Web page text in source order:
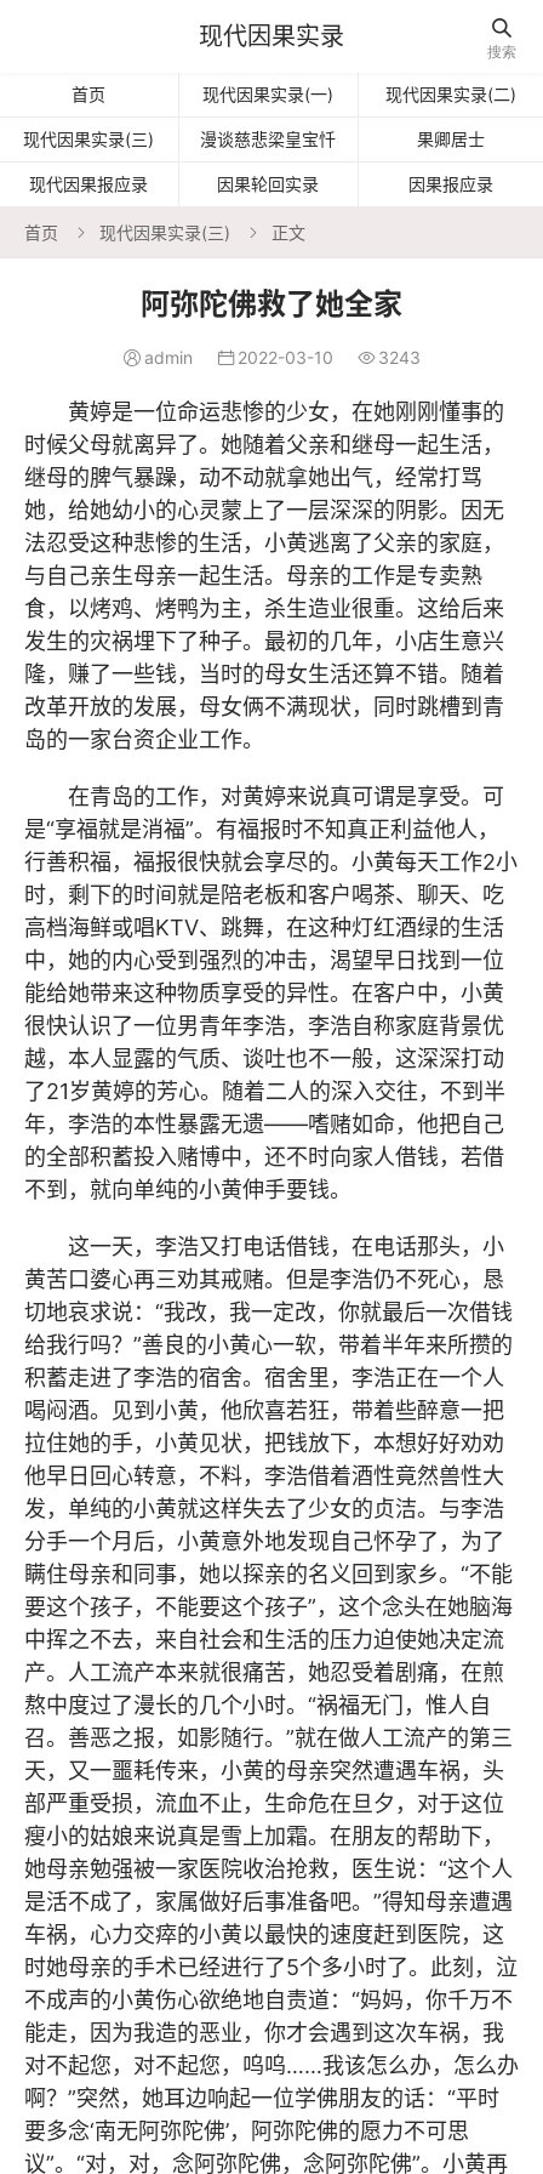
现代因果实录 
搜索
首页 现代因果实录(一) 现代因果实录(二)
现代因果实录(三) 漫谈慈悲梁皇宝忏 果卿居士
现代因果报应录 因果轮回实录 因果报应录
首页  现代因果实录(三)  正文
阿弥陀佛救了她全家
 admin  2022-03-10  3243
黄婷是一位命运悲惨的少女，在她刚刚懂事的
时候父母就离异了。她随着父亲和继母一起生活，
继母的脾气暴躁，动不动就拿她出气，经常打骂
她，给她幼小的心灵蒙上了一层深深的阴影。因无
法忍受这种悲惨的生活，小黄逃离了父亲的家庭，
与自己亲生母亲一起生活。母亲的工作是专卖熟
食，以烤鸡、烤鸭为主，杀生造业很重。这给后来
发生的灾祸埋下了种子。最初的几年，小店生意兴
隆，赚了一些钱，当时的母女生活还算不错。随着
改革开放的发展，母女俩不满现状，同时跳槽到青
岛的一家台资企业工作。
在青岛的工作，对黄婷来说真可谓是享受。可
是“享福就是消福”。有福报时不知真正利益他人，
行善积福，福报很快就会享尽的。小黄每天工作2小
时，剩下的时间就是陪老板和客户喝茶、聊天、吃
高档海鲜或唱KTV、跳舞，在这种灯红酒绿的生活
中，她的内心受到强烈的冲击，渴望早日找到一位
能给她带来这种物质享受的异性。在客户中，小黄
很快认识了一位男青年李浩，李浩自称家庭背景优
越，本人显露的气质、谈吐也不一般，这深深打动
了21岁黄婷的芳心。随着二人的深入交往，不到半
年，李浩的本性暴露无遗——嗜赌如命，他把自己
的全部积蓄投入赌博中，还不时向家人借钱，若借
不到，就向单纯的小黄伸手要钱。
这一天，李浩又打电话借钱，在电话那头，小
黄苦口婆心再三劝其戒赌。但是李浩仍不死心，恳
切地哀求说：“我改，我一定改，你就最后一次借钱
给我行吗？”善良的小黄心一软，带着半年来所攒的
积蓄走进了李浩的宿舍。宿舍里，李浩正在一个人
喝闷酒。见到小黄，他欣喜若狂，带着些醉意一把
拉住她的手，小黄见状，把钱放下，本想好好劝劝
他早日回心转意，不料，李浩借着酒性竟然兽性大
发，单纯的小黄就这样失去了少女的贞洁。与李浩
分手一个月后，小黄意外地发现自己怀孕了，为了
瞒住母亲和同事，她以探亲的名义回到家乡。“不能
要这个孩子，不能要这个孩子”，这个念头在她脑海
中挥之不去，来自社会和生活的压力迫使她决定流
产。人工流产本来就很痛苦，她忍受着剧痛，在煎
熬中度过了漫长的几个小时。“祸福无门，惟人自
召。善恶之报，如影随行。”就在做人工流产的第三
天，又一噩耗传来，小黄的母亲突然遭遇车祸，头
部严重受损，流血不止，生命危在旦夕，对于这位
瘦小的姑娘来说真是雪上加霜。在朋友的帮助下，
她母亲勉强被一家医院收治抢救，医生说：“这个人
是活不成了，家属做好后事准备吧。”得知母亲遭遇
车祸，心力交瘁的小黄以最快的速度赶到医院，这
时她母亲的手术已经进行了5个多小时了。此刻，泣
不成声的小黄伤心欲绝地自责道：“妈妈，你千万不
能走，因为我造的恶业，你才会遇到这次车祸，我
对不起您，对不起您，呜呜……我该怎么办，怎么办
啊？”突然，她耳边响起一位学佛朋友的话：“平时
要多念‘南无阿弥陀佛’，阿弥陀佛的愿力不可思
议”。“对，对，念阿弥陀佛，念阿弥陀佛”。小黄再